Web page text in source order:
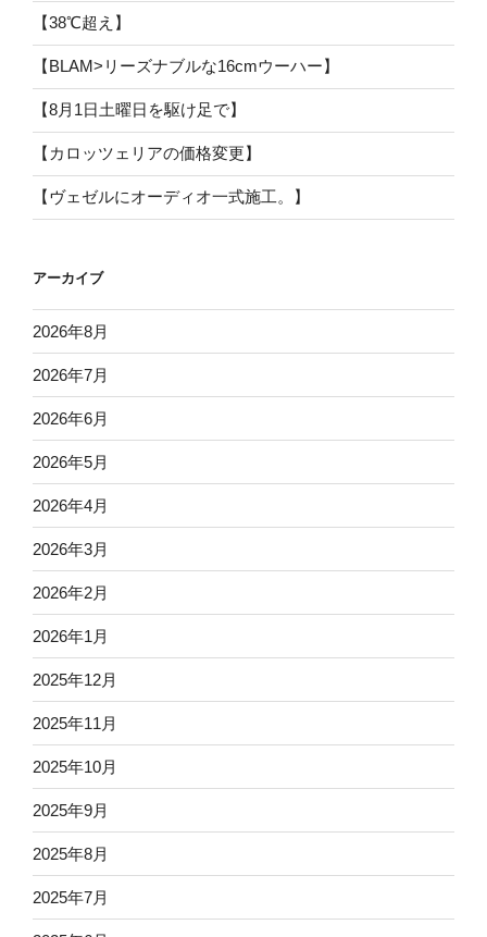
【38℃超え】
【BLAM>リーズナブルな16cmウーハー】
【8月1日土曜日を駆け足で】
【カロッツェリアの価格変更】
【ヴェゼルにオーディオ一式施工。】
アーカイブ
2026年8月
2026年7月
2026年6月
2026年5月
2026年4月
2026年3月
2026年2月
2026年1月
2025年12月
2025年11月
2025年10月
2025年9月
2025年8月
2025年7月